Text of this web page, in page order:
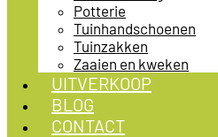
Potterie
Tuinhandschoenen
Tuinzakken
Zaaien en kweken
UITVERKOOP
BLOG
CONTACT